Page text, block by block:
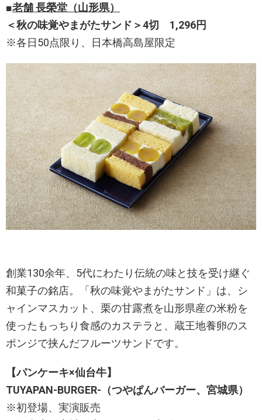
■老舗 長榮堂（山形県）
＜秋の味覚やまがたサンド＞4切 1,296円
※各日50点限り、日本橋高島屋限定
創業130余年、5代にわたり伝統の味と技を受け継ぐ
和菓子の銘店。「秋の味覚やまがたサンド」は、シ
ャインマスカット、栗の甘露煮を山形県産の米粉を
使ったもっちり食感のカステラと、蔵王地養卵のス
ポンジで挟んだフルーツサンドです。
【パンケーキ×仙台牛】
TUYAPAN-BURGER- （つやぱんバーガー、宮城県）
※初登場、実演販売